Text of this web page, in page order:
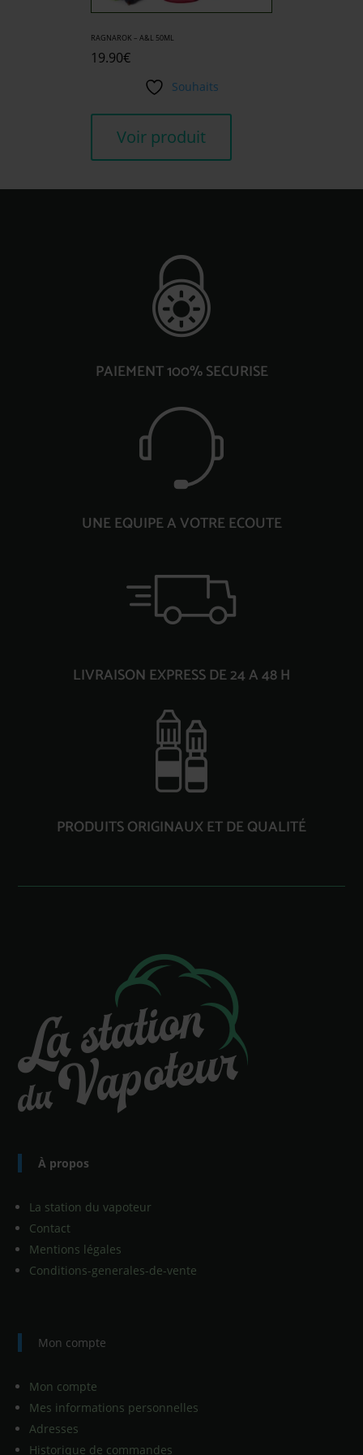
RAGNAROK – A&L 50ML
19.90€
Souhaits
Voir produit
PAIEMENT 100% SECURISE
UNE EQUIPE A VOTRE ECOUTE
LIVRAISON EXPRESS DE 24 A 48 H
PRODUITS ORIGINAUX ET DE QUALITÉ
À propos
La station du vapoteur
Contact
Mentions légales
Conditions-generales-de-vente
Mon compte
Mon compte
Mes informations personnelles
Adresses
Historique de commandes